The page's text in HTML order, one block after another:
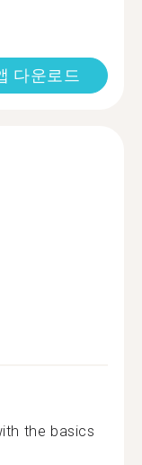
다운로드
the basics